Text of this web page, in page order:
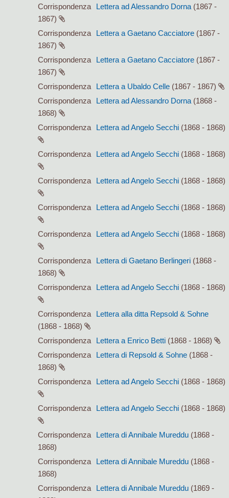
Corrispondenza
Lettera ad Alessandro Dorna (1867 -
1867)
Corrispondenza
Lettera a Gaetano Cacciatore (1867 -
1867)
Corrispondenza
Lettera a Gaetano Cacciatore (1867 -
1867)
Corrispondenza
Lettera a Ubaldo Celle (1867 - 1867)
Corrispondenza
Lettera ad Alessandro Dorna (1868 -
1868)
Corrispondenza
Lettera ad Angelo Secchi (1868 - 1868)
Corrispondenza Lettera ad Angelo Secchi (1868 - 1868)
Corrispondenza Lettera ad Angelo Secchi (1868 - 1868)
Corrispondenza Lettera ad Angelo Secchi (1868 - 1868)
Corrispondenza Lettera ad Angelo Secchi (1868 - 1868)
Corrispondenza Lettera di Gaetano Berlingeri (1868 -
1868)
Corrispondenza
Lettera ad Angelo Secchi (1868 - 1868)
Corrispondenza
Lettera alla ditta Repsold & Sohne
(1868 - 1868)
Corrispondenza
Lettera a Enrico Betti (1868 - 1868)
Corrispondenza
Lettera di Repsold & Sohne (1868 -
1868)
Corrispondenza
Lettera ad Angelo Secchi (1868 - 1868)
Corrispondenza Lettera ad Angelo Secchi (1868 - 1868)
Corrispondenza Lettera di Annibale Mureddu (1868 -
1868)
Corrispondenza
Lettera di Annibale Mureddu (1868 -
1868)
Corrispondenza
Lettera di Annibale Mureddu (1869 -